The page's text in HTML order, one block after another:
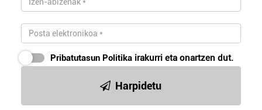
Pribatutasun Politika irakurri eta onartzen dut.
Harpidetu